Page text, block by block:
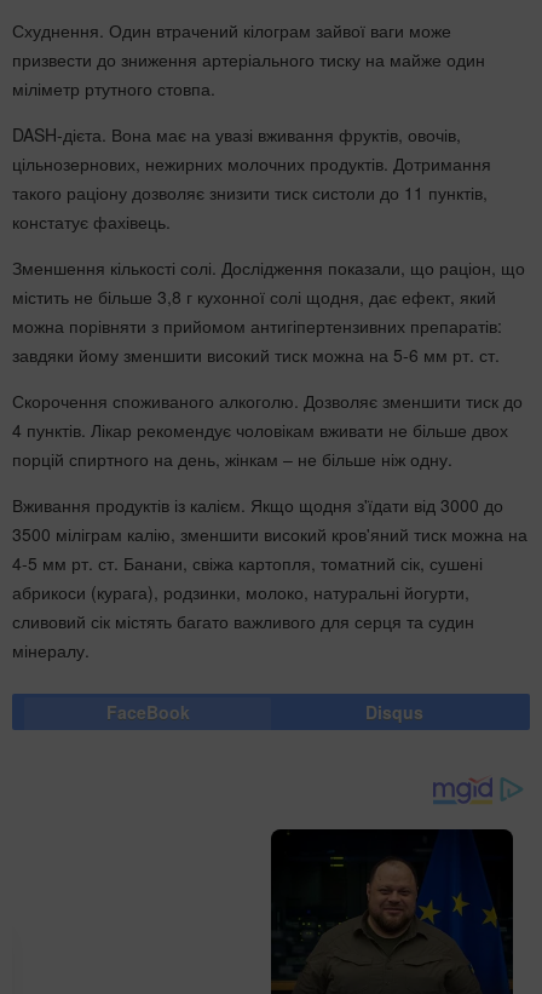
Схуднення. Один втрачений кілограм зайвої ваги може
призвести до зниження артеріального тиску на майже один
міліметр ртутного стовпа.
DASH-дієта. Вона має на увазі вживання фруктів, овочів,
цільнозернових, нежирних молочних продуктів. Дотримання
такого раціону дозволяє знизити тиск систоли до 11 пунктів,
констатує фахівець.
Зменшення кількості солі. Дослідження показали, що раціон, що
містить не більше 3,8 г кухонної солі щодня, дає ефект, який
можна порівняти з прийомом антигіпертензивних препаратів:
завдяки йому зменшити високий тиск можна на 5-6 мм рт. ст.
Скорочення споживаного алкоголю. Дозволяє зменшити тиск до
4 пунктів. Лікар рекомендує чоловікам вживати не більше двох
порцій спиртного на день, жінкам – не більше ніж одну.
Вживання продуктів із калієм. Якщо щодня з'їдати від 3000 до
3500 міліграм калію, зменшити високий кров'яний тиск можна на
4-5 мм рт. ст. Банани, свіжа картопля, томатний сік, сушені
абрикоси (курага), родзинки, молоко, натуральні йогурти,
сливовий сік містять багато важливого для серця та судин
мінералу.
FaceBook Disqus